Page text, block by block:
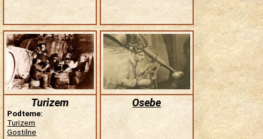
Turizem
Podteme:
Turizem
Gostilne
Osebe